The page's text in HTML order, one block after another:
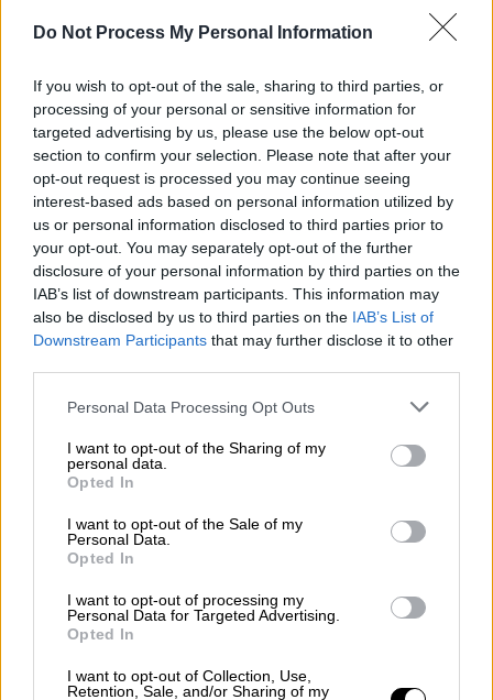
Do Not Process My Personal Information
If you wish to opt-out of the sale, sharing to third parties, or
processing of your personal or sensitive information for
targeted advertising by us, please use the below opt-out
section to confirm your selection. Please note that after your
opt-out request is processed you may continue seeing
interest-based ads based on personal information utilized by
us or personal information disclosed to third parties prior to
your opt-out. You may separately opt-out of the further
disclosure of your personal information by third parties on the
IAB’s list of downstream participants. This information may
also be disclosed by us to third parties on the IAB’s List of
Downstream Participants that may further disclose it to other
Please note that this website/app uses one or more Google
not limited to your visit or usage behaviour. You may click to
grant or deny consent to Google and its third-party tags to
use your data for below specified purposes in below Google
consent section.
Personal Data Processing Opt Outs
I want to opt-out of the Sharing of my
personal data.
Opted In
I want to opt-out of the Sale of my
Personal Data.
Opted In
I want to opt-out of processing my
Personal Data for Targeted Advertising.
Opted In
I want to opt-out of Collection, Use,
Retention, Sale, and/or Sharing of my
Ντάλτρι (Roger Daltrey)θα συμμετέχουν στην
Κινηματογράφουστο Λονδίνο που
περιλαμβάνει βραβείοΤεχνητής
Νοημοσύνης(AI).
ΤοΔιεθνές Φεστιβάλ Κινηματογράφου Cine
(CIFF), το οποίο θα διοργανωθεί στην
πρωτεύουσα του Ηνωμένου Βασιλείου Μάιο
του επόμενου έτους, θα υποστηρίξει το
Teenage Cancer Trust(TCT), ίδρυμα
φροντίδας και υποστήριξης εφήβων με
ταινίες «The Last Mistress » και «
Marie
Antoinette » καθώς και για την ταινία δράσης
XXX, θα είναι η πρόεδρος της κριτικής
επιτροπής του CIFF.
ΔΙΑΒΑΣΤΕ ΕΠΙΣΗΣ
Κάτια Γκουλιώνη στο ethnos.gr: «Η